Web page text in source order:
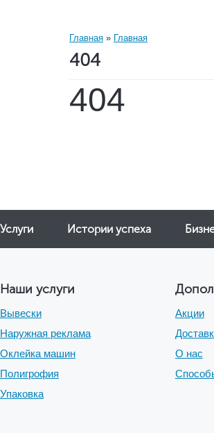
Услуги Истории успеха
Наши услуги
Вывески
Наружная реклама
Оклейка машин
Полигрофия
Упаковка
Акции
О нас